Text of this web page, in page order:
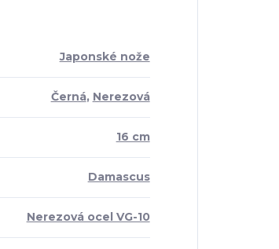
Japonské nože
Černá, Nerezová
16 cm
Damascus
Nerezová ocel VG-10